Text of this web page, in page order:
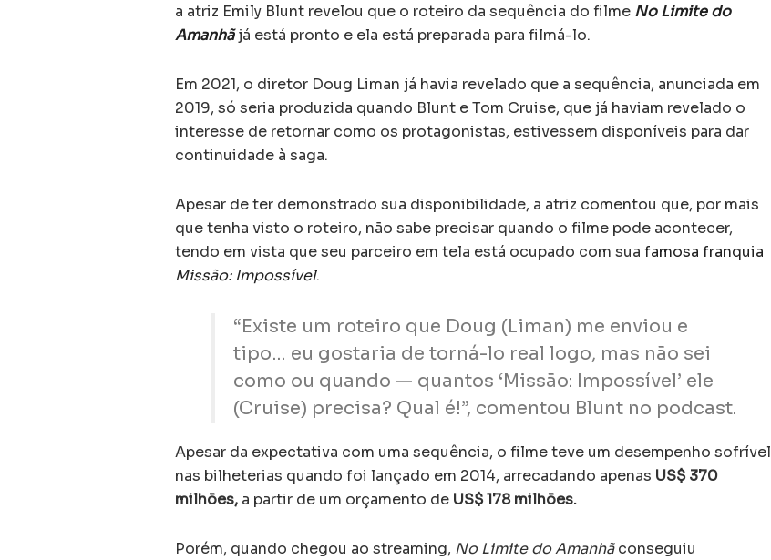
a atriz Emily Blunt revelou que o roteiro da sequência do filme No Limite do
Amanhãjá está pronto e ela está preparada para filmá-lo.
Em 2021, o diretor Doug Liman já havia revelado que a sequência, anunciada em
2019, só seria produzida quando Blunt e Tom Cruise, que já haviam revelado o
interesse de retornar como os protagonistas, estivessem disponíveis para dar
continuidade à saga.
Apesar de ter demonstrado sua disponibilidade, a atriz comentou que, por mais
que tenha visto o roteiro, não sabe precisar quando o filme pode acontecer,
tendo em vista que seu parceiro em tela está ocupado com sua famosa franquia
Missão: Impossível.
“Existe um roteiro que Doug (Liman) me enviou e
tipo… eu gostaria de torná-lo real logo, mas não sei
como ou quando — quantos ‘Missão: Impossível’ ele
(Cruise) precisa? Qual é!”, comentou Blunt no podcast.
Apesar da expectativa com uma sequência, o filme teve um desempenho sofrível
nas bilheterias quando foi lançado em 2014, arrecadando apenas US$ 370
milhões, a partir de um orçamento de US$ 178 milhões.
Porém, quando chegou ao streaming, No Limite do Amanhãconseguiu